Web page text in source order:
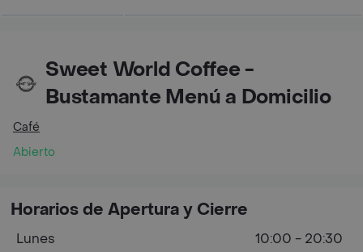
Sweet World Coffee -
Bustamante Menú a Domicilio
Café
Abierto
Horarios de Apertura y Cierre
Lunes
10:00 - 20:30